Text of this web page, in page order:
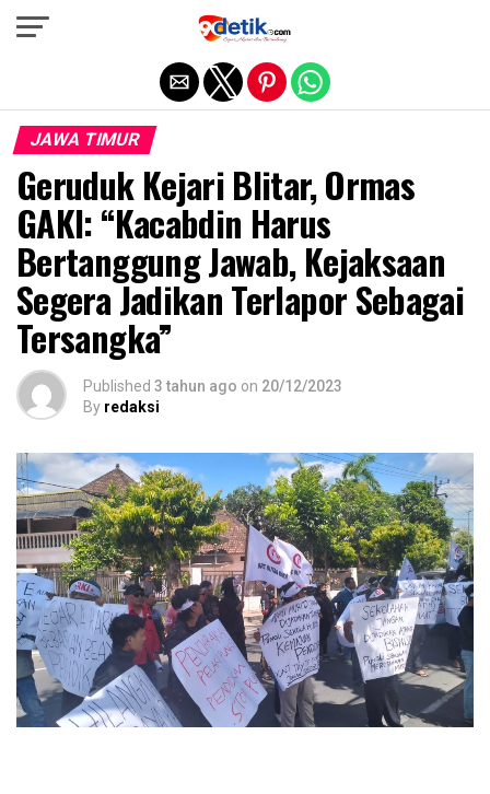
JAWA TIMUR
Geruduk Kejari Blitar, Ormas
GAKI: “Kacabdin Harus
Bertanggung Jawab, Kejaksaan
Segera Jadikan Terlapor Sebagai
Tersangka”
Published 3 tahun ago on 20/12/2023
By redaksi
Exit mobile version